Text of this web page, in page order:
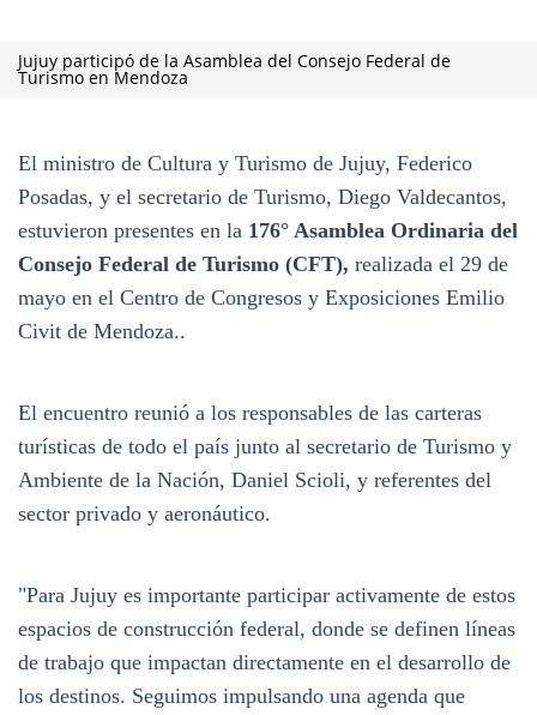
Jujuy participó de la Asamblea del Consejo Federal de
Turismo en Mendoza
El ministro de Cultura y Turismo de Jujuy, Federico
Posadas, y el secretario de Turismo, Diego Valdecantos,
estuvieron presentes en la 176° Asamblea Ordinaria del
Consejo Federal de Turismo (CFT), realizada el 29 de
mayo en el Centro de Congresos y Exposiciones Emilio
Civit de Mendoza..
El encuentro reunió a los responsables de las carteras
turísticas de todo el país junto al secretario de Turismo y
Ambiente de la Nación, Daniel Scioli, y referentes del
sector privado y aeronáutico.
"Para Jujuy es importante participar activamente de estos
espacios de construcción federal, donde se definen líneas
de trabajo que impactan directamente en el desarrollo de
los destinos. Seguimos impulsando una agenda que